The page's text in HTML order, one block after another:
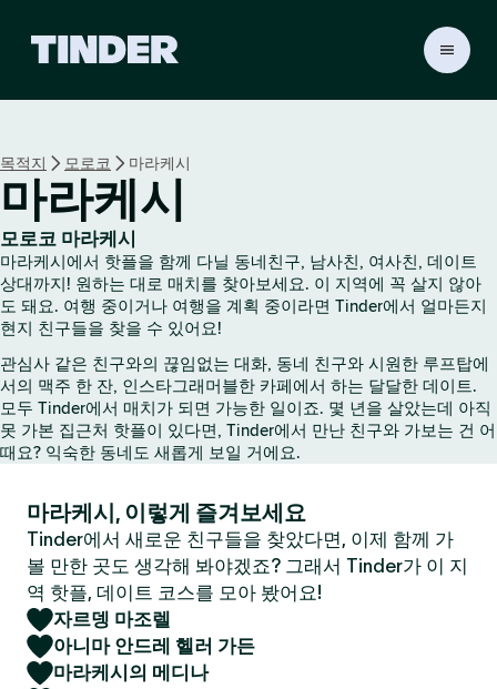
r
목적지 모로코 마라케시
마라케시
모로코 마라케시
마라케시에서 핫플을 함께 다닐 동네친구, 남사친, 여사친, 데이트
상대까지! 원하는 대로 매치를 찾아보세요. 이 지역에 꼭 살지 않아
도 돼요. 여행 중이거나 여행을 계획 중이라면 Tinder에서 얼마든지
현지 친구들을 찾을 수 있어요!
관심사 같은 친구와의 끊임없는 대화, 동네 친구와 시원한 루프탑에
서의 맥주 한 잔, 인스타그래머블한 카페에서 하는 달달한 데이트.
모두 Tinder에서 매치가 되면 가능한 일이죠. 몇 년을 살았는데 아직
못 가본 집근처 핫플이 있다면, Tinder에서 만난 친구와 가보는 건 어
때요? 익숙한 동네도 새롭게 보일 거에요.
마라케시, 이렇게 즐겨보세요
Tinder에서 새로운 친구들을 찾았다면, 이제 함께 가
볼 만한 곳도 생각해 봐야겠죠? 그래서 Tinder가 이 지
역 핫플, 데이트 코스를 모아 봤어요!
자르뎅 마조렐
아니마 안드레 헬러 가든
마라케시의 메디나